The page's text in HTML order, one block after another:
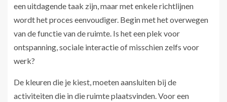
een uitdagende taak zijn, maar met enkele richtlijnen
wordt het proces eenvoudiger. Begin met het overwegen
van de functie van de ruimte. Is het een plek voor
ontspanning, sociale interactie of misschien zelfs voor
werk?
De kleuren die je kiest, moeten aansluiten bij de
activiteiten die in die ruimte plaatsvinden. Voor een